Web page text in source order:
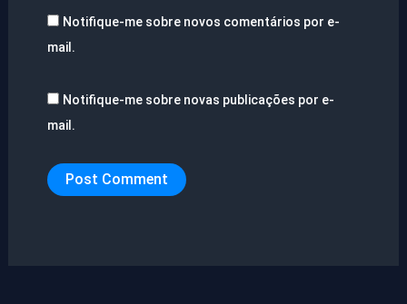
Notifique-me sobre novos comentários por e-
mail.
Notifique-me sobre novas publicações por e-
mail.